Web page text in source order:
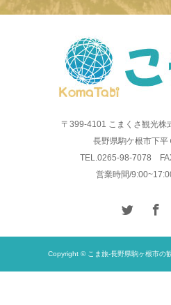
〒399-4101 こまくさ観光
長野県駒ケ根市下平
TEL.0265-98-7078
営業時間/
Copyright © こま旅-長野県駒ヶ根市の